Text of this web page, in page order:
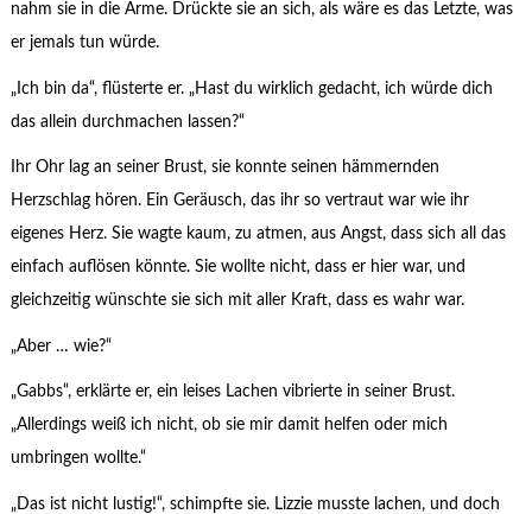
nahm sie in die Arme. Drückte sie an sich, als wäre es das Letzte, was
er jemals tun würde.
„Ich bin da“, flüsterte er. „Hast du wirklich gedacht, ich würde dich
das allein durchmachen lassen?“
Ihr Ohr lag an seiner Brust, sie konnte seinen hämmernden
Herzschlag hören. Ein Geräusch, das ihr so vertraut war wie ihr
eigenes Herz. Sie wagte kaum, zu atmen, aus Angst, dass sich all das
einfach auflösen könnte. Sie wollte nicht, dass er hier war, und
gleichzeitig wünschte sie sich mit aller Kraft, dass es wahr war.
„Aber … wie?“
„Gabbs“, erklärte er, ein leises Lachen vibrierte in seiner Brust.
„Allerdings weiß ich nicht, ob sie mir damit helfen oder mich
umbringen wollte.“
„Das ist nicht lustig!“, schimpfte sie. Lizzie musste lachen, und doch